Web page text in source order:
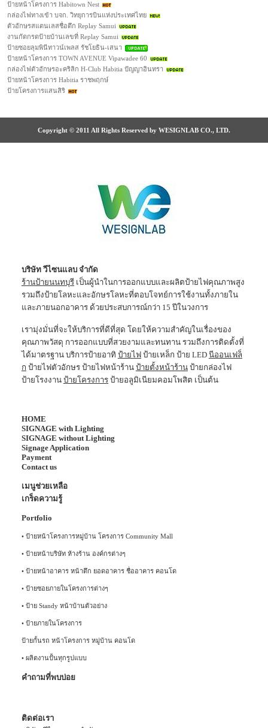
ป้ายหน้าโครงการ Habitown Nest
กล่องไฟทางเข้า บจก. วิทยุการบินแห่งประเทศไทย
ตัวอักษรสแตนเลสชื่อตึก Replay Samui
งานกัดกรดป้ายบ้านเลขที่ Replay Samui
ป้ายซอยลุมพินีทาวน์เพลส รัชโยธิน-เสนา
ป้ายหน้าโครงการ TOWN AVENUE Vipawadee 60
กล่องไฟตัวอักษรอะคริลิก H-Club Habitia ปัญญาอินทรา
ป้ายหน้าโครงการ Habitia ราชพฤกษ์
ป้ายโครงการแสนสิริ
Copyright © 2011 All Rights Reserved by WESIGNLAB CO., LTD.
บริษัท วีไซนแลบ จำกัด
ร้านป้ายนนทบุรีเป็นผู้นำในการออกแบบและผลิตป้ายไฟคุณภาพสูง
รวมถึงป้ายโลหะและอักษรโลหะที่ตอบโจทย์การใช้งานทั้งภายใน
และภายนอกอาคาร ด้วยประสบการณ์กว่า 15 ปีในวงการ
เรามุ่งมั่นที่จะให้บริการที่ดีที่สุด โดยให้ความสำคัญในเรื่องของ
คุณภาพวัสดุ การออกแบบที่สวยงามและทนทาน รวมถึงการติดตั้งที่
ได้มาตรฐาน บริการป้ายอาทิ ป้ายไฟ ป้ายเหล็ก ป้าย LED นีออนเฟล็
ก ป้ายไฟตัวอักษร ป้ายไฟหน้าร้าน ป้ายตั้งหน้าร้านป้ายกล่องไฟ
ป้ายโรงงาน ป้ายโครงการป้ายอลูมิเนียมคอมโพสิต เป็นต้น
HOME
SIGNAGE with Lighting
SIGNAGE without Lighting
Signage Application
Payment
Contact us
เมนูช่วยเหลือ
เกร็ดความรู้
Portfolio
• ป้ายหน้าโครงการหมู่บ้าน โครงการ Community Mall
• ป้ายหน้าบริษัท ห้างร้าน องค์กรต่างๆ
• ป้ายหน้าอาคาร หน้าตึก ยอดอาคาร ชื่ออาคาร คอนโด
• ป้ายซอยภายในโครงการต่างๆ
• ป้าย Standy หน้าบ้านตัวอย่าง
• ป้ายภายในโครงการ
ป้ายกั้นรถ หน้าโครงการ หมู่บ้าน คอนโด
• ผลิตงานปั้นทุกรูปแบบ
คำถามที่พบบ่อย
ติดต่อเรา